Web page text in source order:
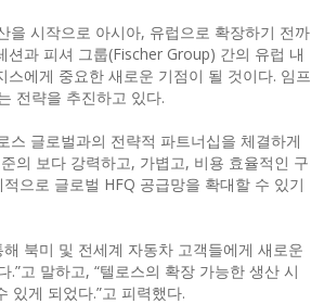
을 시작으로 아시아, 유럽으로 확장하기 전까
과 피셔 그룹(Fischer Group) 간의 유럽 내
에게 중요한 새로운 기점이 될 것이다. 임프
전략을 추진하고 있다.
스 글로벌과의 전략적 파트너십을 체결하게
의 보다 강력하고, 가볍고, 비용 효율적인 구
으로 글로벌 HFQ 공급망을 확대할 수 있기
북미 및 전세계 자동차 고객들에게 새로운
고 말하고, “텔로스의 확장 가능한 생산 시
있게 되었다.”고 피력했다.